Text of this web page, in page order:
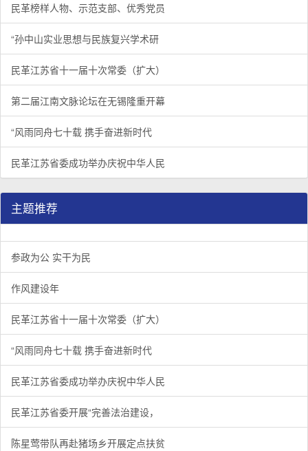
民革榜样人物、示范支部、优秀党员
“孙中山实业思想与民族复兴学术研
民革江苏省十一届十次常委（扩大）
第二届江南文脉论坛在无锡隆重开幕
“风雨同舟七十载 携手奋进新时代
民革江苏省委成功举办庆祝中华人民
主题推荐
参政为公 实干为民
作风建设年
民革江苏省十一届十次常委（扩大）
“风雨同舟七十载 携手奋进新时代
民革江苏省委成功举办庆祝中华人民
民革江苏省委开展“完善法治建设，
陈星莺带队再赴猪场乡开展定点扶贫